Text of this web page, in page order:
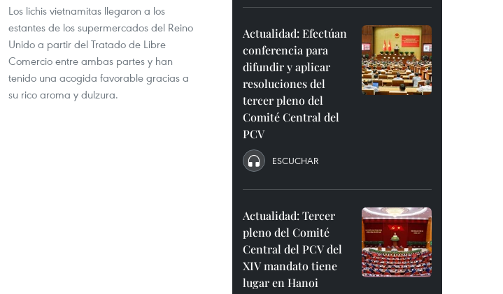
Los lichis vietnamitas llegaron a los
estantes de los supermercados del Reino
Unido a partir del Tratado de Libre
Comercio entre ambas partes y han
tenido una acogida favorable gracias a
su rico aroma y dulzura.
Actualidad: Efectúan
conferencia para
difundir y aplicar
resoluciones del
tercer pleno del
Comité Central del
PCV
ESCUCHAR
Actualidad: Tercer
pleno del Comité
Central del PCV del
XIV mandato tiene
lugar en Hanoi